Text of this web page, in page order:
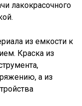
лакокрасочного
из емкости к
Краска из
а из